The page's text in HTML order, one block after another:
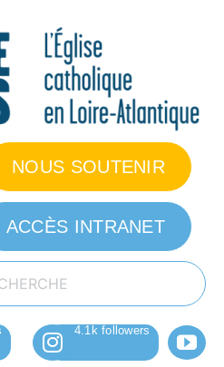
NOUS SOUTENIR
ACCÈS INTRANET